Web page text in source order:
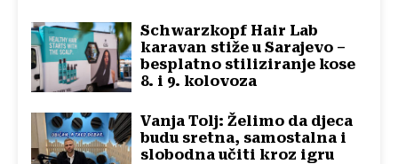
Schwarzkopf Hair Lab
karavan stiže u Sarajevo –
besplatno stiliziranje kose
8. i 9. kolovoza
Vanja Tolj: Želimo da djeca
budu sretna, samostalna i
slobodna učiti kroz igru